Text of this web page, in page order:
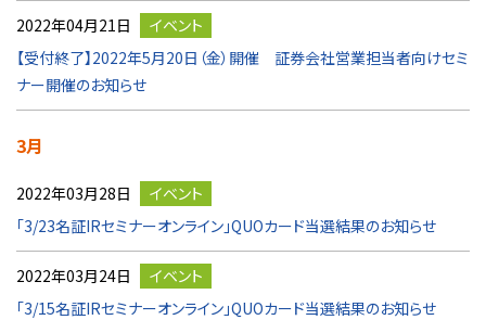
2022年04月21日
イベント
【受付終了】2022年5月20日（金）開催 証券会社営業担当者向けセミ
ナー開催のお知らせ
3月
2022年03月28日
イベント
「3/23名証IRセミナーオンライン」QUOカード当選結果のお知らせ
2022年03月24日
イベント
「3/15名証IRセミナーオンライン」QUOカード当選結果のお知らせ